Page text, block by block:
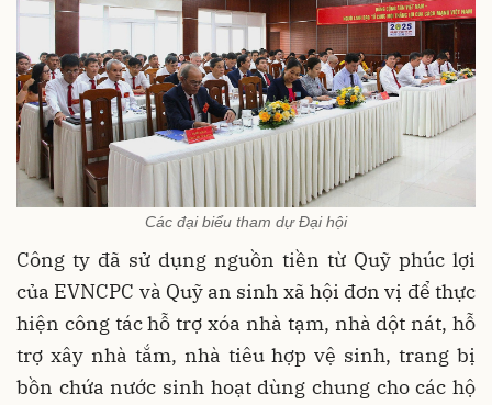
Các đại biểu tham dự Đại hội
Công ty đã sử dụng nguồn tiền từ Quỹ phúc lợi
của EVNCPC và Quỹ an sinh xã hội đơn vị để thực
hiện công tác hỗ trợ xóa nhà tạm, nhà dột nát, hỗ
trợ xây nhà tắm, nhà tiêu hợp vệ sinh, trang bị
bồn chứa nước sinh hoạt dùng chung cho các hộ